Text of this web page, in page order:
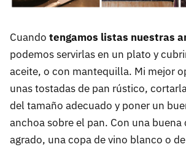
Cuando tengamos listas nuestras
podemos servirlas en un plato y
aceite, o con mantequilla. Mi mejor
unas tostadas de pan rústico,
del tamaño adecuado y poner un
anchoa sobre el pan. Con una buena
agrado, una copa de vino blanco o